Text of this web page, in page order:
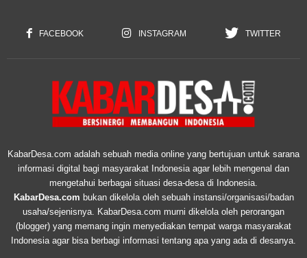
FACEBOOK INSTAGRAM TWITTER
KabarDesa.com adalah sebuah media online yang bertujuan untuk sarana
informasi digital bagi masyarakat Indonesia agar lebih mengenal dan
mengetahui berbagai situasi desa-desa di Indonesia.
KabarDesa.com bukan dikelola oleh sebuah instansi/organisasi/badan
usaha/sejenisnya. KabarDesa.com murni dikelola oleh perorangan
(blogger) yang memang ingin menyediakan tempat warga masyarakat
Indonesia agar bisa berbagi informasi tentang apa yang ada di desanya.